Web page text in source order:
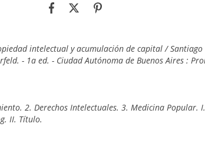
intelectual y acumulación de capital /
- 1a ed. - Ciudad Autónoma de Buenos Aires :
2. Derechos Intelectuales. 3. Medicina Popular. I.
II. Título.